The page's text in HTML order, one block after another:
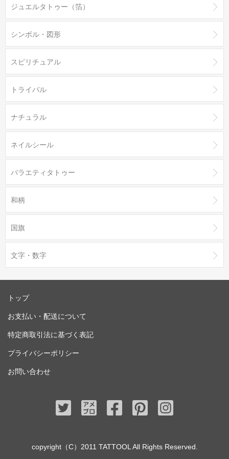
ジュエルタトゥー（箔）
シンボル・図形
スピリチュアル
トライバル
ナチュラル
ネイルシール
バラエティタトゥー
和柄
国旗
文字・数字
トップ
お支払い・配送について
特定商取引法に基づく表記
プライバシーポリシー
お問い合わせ
copyright（C）2011 TATTOOL All Rights Reserved.